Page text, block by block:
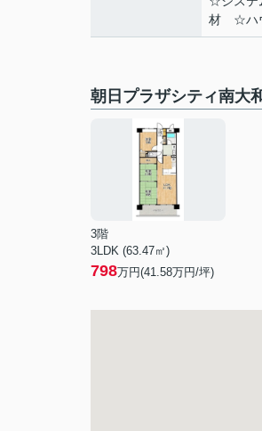
材 ☆ハ
朝日プラザシティ南大
3階
3LDK (63.47㎡)
798万円(41.58万円/坪)